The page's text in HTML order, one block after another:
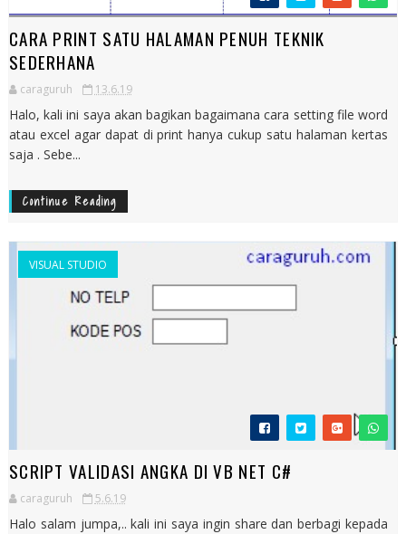
CARA PRINT SATU HALAMAN PENUH TEKNIK
SEDERHANA
caraguruh 13.6.19
Halo, kali ini saya akan bagikan bagaimana cara setting file word
atau excel agar dapat di print hanya cukup satu halaman kertas
saja . Sebe...
Continue Reading
VISUAL STUDIO
SCRIPT VALIDASI ANGKA DI VB NET C#
caraguruh 5.6.19
Halo salam jumpa,.. kali ini saya ingin share dan berbagi kepada